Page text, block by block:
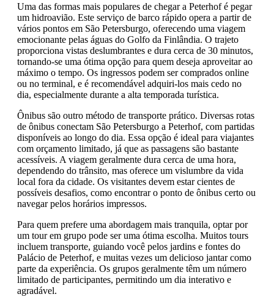
Uma das formas mais populares de chegar a Peterhof é pegar
um hidroavião. Este serviço de barco rápido opera a partir de
vários pontos em São Petersburgo, oferecendo uma viagem
emocionante pelas águas do Golfo da Finlândia. O trajeto
proporciona vistas deslumbrantes e dura cerca de 30 minutos,
tornando-se uma ótima opção para quem deseja aproveitar ao
máximo o tempo. Os ingressos podem ser comprados online
ou no terminal, e é recomendável adquiri-los mais cedo no
dia, especialmente durante a alta temporada turística.
Ônibus são outro método de transporte prático. Diversas rotas
de ônibus conectam São Petersburgo a Peterhof, com partidas
disponíveis ao longo do dia. Essa opção é ideal para viajantes
com orçamento limitado, já que as passagens são bastante
acessíveis. A viagem geralmente dura cerca de uma hora,
dependendo do trânsito, mas oferece um vislumbre da vida
local fora da cidade. Os visitantes devem estar cientes de
possíveis desafios, como encontrar o ponto de ônibus certo ou
navegar pelos horários impressos.
Para quem prefere uma abordagem mais tranquila, optar por
um tour em grupo pode ser uma ótima escolha. Muitos tours
incluem transporte, guiando você pelos jardins e fontes do
Palácio de Peterhof, e muitas vezes um delicioso jantar como
parte da experiência. Os grupos geralmente têm um número
limitado de participantes, permitindo um dia interativo e
agradável.